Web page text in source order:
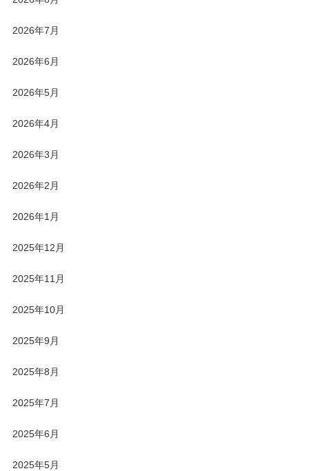
2026年7月
2026年6月
2026年5月
2026年4月
2026年3月
2026年2月
2026年1月
2025年12月
2025年11月
2025年10月
2025年9月
2025年8月
2025年7月
2025年6月
2025年5月